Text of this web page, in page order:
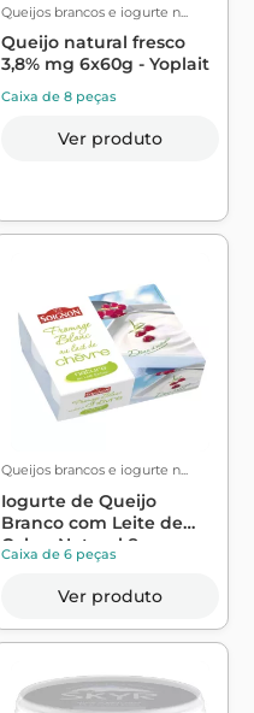
Queijos brancos e iogurte n...
Queijo natural fresco
3,8% mg 6x60g - Yoplait
Caixa de 8 peças
Ver produto
Queijos brancos e iogurte n...
Iogurte de Queijo
Branco com Leite de
Cabra Natural 8...
Caixa de 6 peças
Ver produto